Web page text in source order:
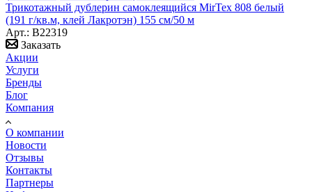
Трикотажный дублерин самоклеящийся MirTex 808 белый
(191 г/кв.м, клей Лакротэн) 155 см/50 м
Арт.: B22319
Заказать
Акции
Услуги
Бренды
Блог
Компания
О компании
Новости
Отзывы
Контакты
Партнеры